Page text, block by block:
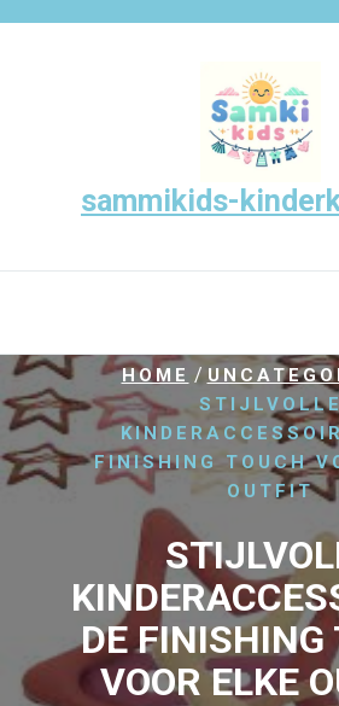
sammikids-
HOME /
STIJLVOLLE
FINISHING TOUCH
OUTFIT
DE FINISHING
VOOR ELKE